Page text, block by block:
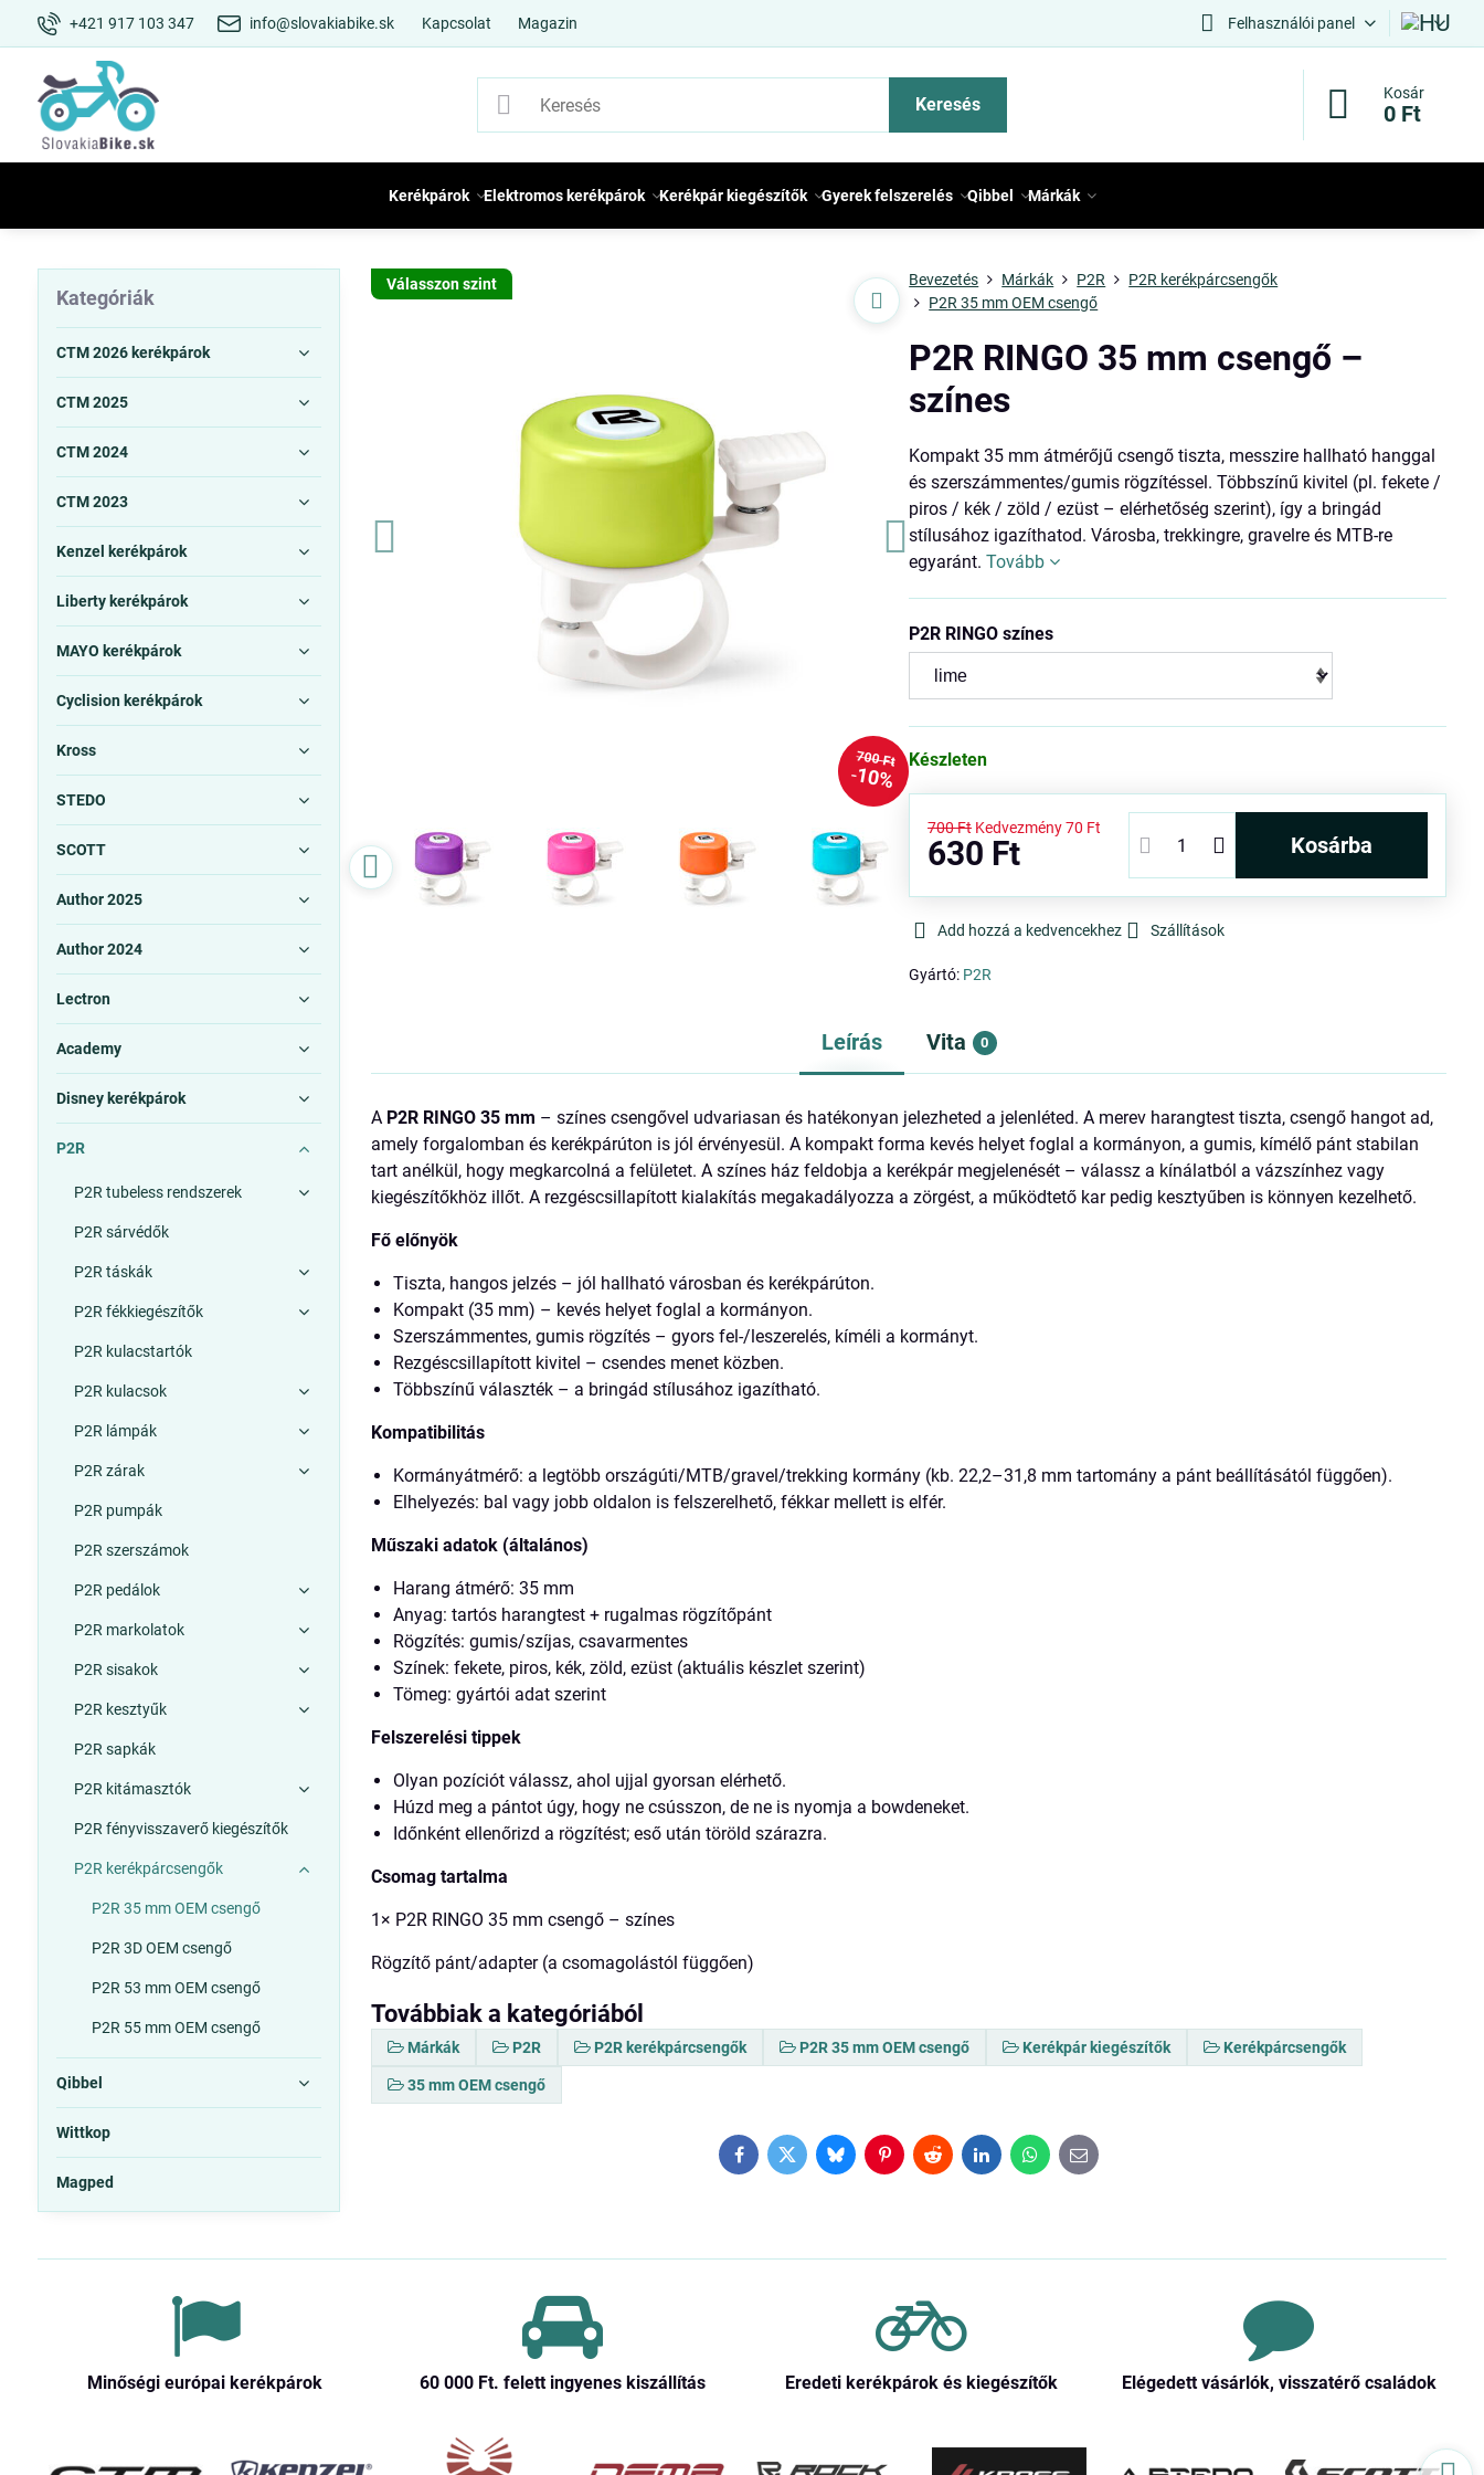
+421 917 103 347 info@slovakiabike.sk Kapcsolat Magazin Felhasználói panel
Keresés
Kosár
0 Ft
Kerékpárok Elektromos kerékpárok Kerékpár kiegészítők Gyerek felszerelés Qibbel Márkák
Válasszon szint
700 Ft
10%
Bevezetés Márkák P2R
P2R kerékpárcsengők
P2R 35 mm OEM csengő
P2R RINGO 35 mm csengő –
színes
Kompakt 35 mm átmérőjű csengő tiszta, messzire hallható hanggal
és szerszámmentes/gumis rögzítéssel. Többszínű kivitel (pl. fekete /
piros / kék / zöld / ezüst – elérhetőség szerint), így a bringád
stílusához igazíthatod. Városba, trekkingre, gravelre és MTB-re
egyaránt.Tovább
P2R RINGO színes
Készleten
700 Ft Kedvezmény 70 Ft
630 Ft kosárba
Add hozzá a kedvencekhez Szállítások
Gyártó: P2R
Leírás Vita 0
A P2R RINGO 35 mm – színes csengővel udvariasan és hatékonyan jelezheted a jelenléted. A merev harangtest tiszta, csengő hangot ad,
amely forgalomban és kerékpárúton is jól érvényesül. A kompakt forma kevés helyet foglal a kormányon, a gumis, kímélő pánt stabilan
tart anélkül, hogy megkarcolná a felületet. A színes ház feldobja a kerékpár megjelenését – válassz a kínálatból a vázszínhez vagy
kiegészítőkhöz illőt. A rezgéscsillapított kialakítás megakadályozza a zörgést, a működtető kar pedig kesztyűben is könnyen kezelhető.
Fő előnyök
Tiszta, hangos jelzés – jól hallható városban és kerékpárúton.
Kompakt (35 mm) – kevés helyet foglal a kormányon.
Szerszámmentes, gumis rögzítés – gyors fel-/leszerelés, kíméli a kormányt.
Rezgéscsillapított kivitel – csendes menet közben.
Többszínű választék – a bringád stílusához igazítható.
Kompatibilitás
Kormányátmérő: a legtöbb országúti/MTB/gravel/trekking kormány (kb. 22,2–31,8 mm tartomány a pánt beállításától függően).
Elhelyezés: bal vagy jobb oldalon is felszerelhető, fékkar mellett is elfér.
Műszaki adatok (általános)
Harang átmérő: 35 mm
Anyag: tartós harangtest + rugalmas rögzítőpánt
Rögzítés: gumis/szíjas, csavarmentes
Színek: fekete, piros, kék, zöld, ezüst (aktuális készlet szerint)
Tömeg: gyártói adat szerint
Felszerelési tippek
Olyan pozíciót válassz, ahol ujjal gyorsan elérhető.
Húzd meg a pántot úgy, hogy ne csússzon, de ne is nyomja a bowdeneket.
Időnként ellenőrizd a rögzítést; eső után töröld szárazra.
Csomag tartalma
1× P2R RINGO 35 mm csengő – színes
Rögzítő pánt/adapter (a csomagolástól függően)
Továbbiak a kategóriából
Márkák P2R P2R kerékpárcsengők P2R 35 mm OEM csengő Kerékpár kiegészítők Kerékpárcsengők
35 mm OEM csengő
FacebookTwitterBlueskyPinterestRedditLinkedInWhatsApp
E-
mail
Kategóriák
CTM 2026 kerékpárok
CTM 2025
CTM 2024
CTM 2023
Kenzel kerékpárok
Liberty kerékpárok
MAYO kerékpárok
Cyclision kerékpárok
Kross
STEDO
SCOTT
Author 2025
Author 2024
Lectron
Academy
Disney kerékpárok
P2R
P2R tubeless rendszerek
P2R sárvédők
P2R táskák
P2R fékkiegészítők
P2R kulacstartók
P2R kulacsok
P2R lámpák
P2R zárak
P2R pumpák
P2R szerszámok
P2R pedálok
P2R markolatok
P2R sisakok
P2R kesztyűk
P2R sapkák
P2R kitámasztók
P2R fényvisszaverő kiegészítők
P2R kerékpárcsengők
P2R 35 mm OEM csengő
P2R 3D OEM csengő
P2R 53 mm OEM csengő
P2R 55 mm OEM csengő
Qibbel
Wittkop
Magped
Minőségi európai kerékpárok 60 000 Ft​. felett ingyenes kiszállítás Eredeti kerékpárok és kiegészítők Elégedett vásárlók, visszatérő családok